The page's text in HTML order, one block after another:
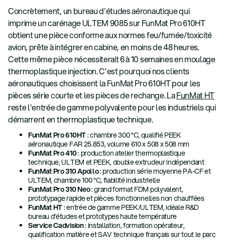
Concrètement, un bureau d'études aéronautique qui
imprime un carénage ULTEM 9085 sur FunMat Pro 610HT
obtient une pièce conforme aux normes feu/fumée/toxicité
avion, prête à intégrer en cabine, en moins de 48 heures.
Cette même pièce nécessiterait 6 à 10 semaines en moulage
thermoplastique injection. C'est pourquoi nos clients
aéronautiques choisissent la FunMat Pro 610HT pour les
pièces série courte et les pièces de rechange. LaFunMat HT
reste l'entrée de gamme polyvalente pour les industriels qui
démarrent en thermoplastique technique.
FunMat Pro 610HT: chambre 300 °C, qualifié PEEK
aéronautique FAR 25.853, volume 610 x 508 x 508 mm
FunMat Pro 410: production atelier thermoplastique
technique, ULTEM et PEEK, double extrudeur indépendant
FunMat Pro 310 Apollo: production série moyenne PA-CF et
ULTEM, chambre 100 °C, fiabilité industrielle
FunMat Pro 310 Neo: grand format FDM polyvalent,
prototypage rapide et pièces fonctionnelles non chauffées
FunMat HT: entrée de gamme PEEK/ULTEM, idéale R&D
bureau d'études et prototypes haute température
Service Cadvision: installation, formation opérateur,
qualification matière et SAV technique français sur tout le parc